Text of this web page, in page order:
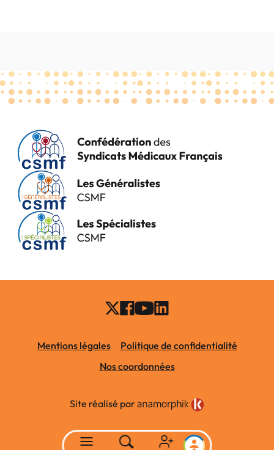
Mentions légales
Politique de confidentialité
Nos coordonnées
Site réalisé par